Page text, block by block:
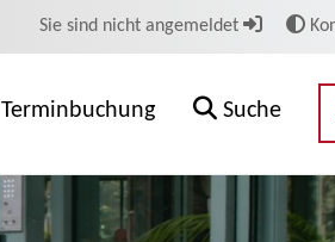
Sie sind nicht angemeldet
Terminbuchung Suche